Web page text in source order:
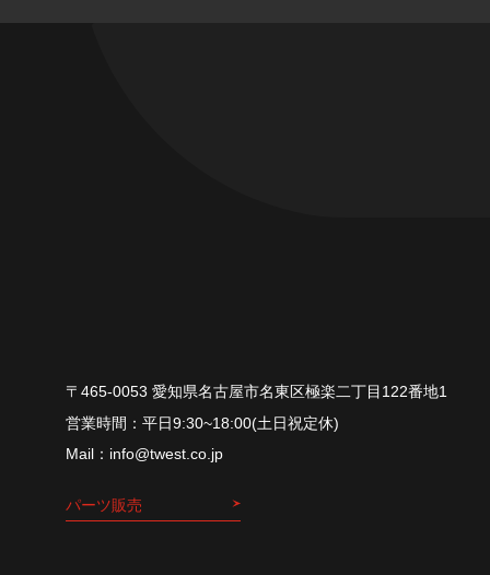
〒465-0053 愛知県名古屋市名東区極楽二丁目122番地1
平⽇9:30~18:00(⼟⽇祝定休)
info@twest.co.jp
パーツ販売